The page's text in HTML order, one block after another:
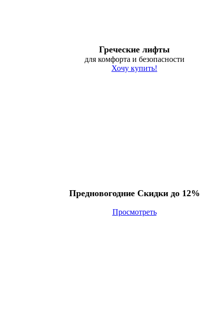
Греческие лифты
для комфорта и безопасности
Хочу купить!
Предновогодние Скидки до 12%
Просмотреть